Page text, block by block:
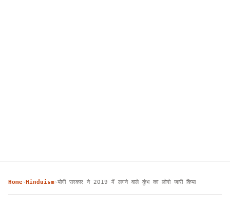
Home› Hinduism›योगी सरकार ने 2019 में लगने वाले कुंभ का लोगो जारी किया